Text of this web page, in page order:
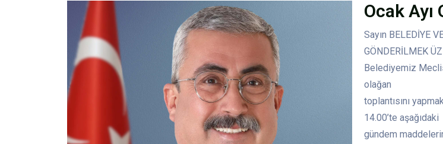
Ocak Ayı
Sayın BELEDİYE
GÖNDERİLMEK
Belediyemiz
olağan
toplantısını
14.00’te aşağıdaki
gündem